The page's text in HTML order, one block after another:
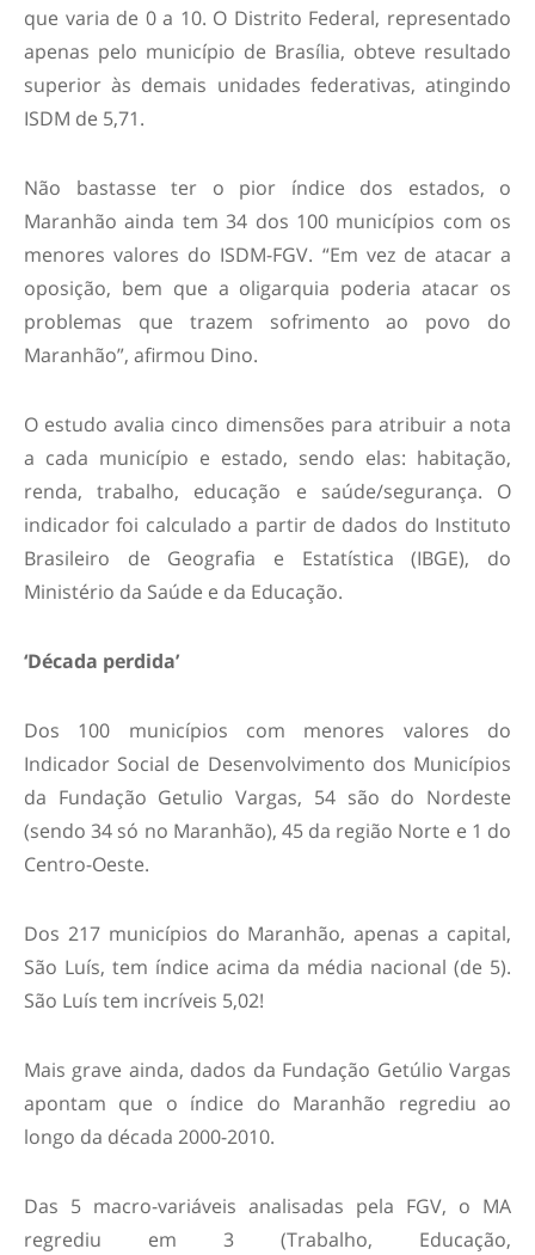
que varia de 0 a 10. O Distrito Federal, representado
apenas pelo município de Brasília, obteve resultado
superior às demais unidades federativas, atingindo
ISDM de 5,71.
Não bastasse ter o pior índice dos estados, o
Maranhão ainda tem 34 dos 100 municípios com os
menores valores do ISDM-FGV. “Em vez de atacar a
oposição, bem que a oligarquia poderia atacar os
problemas que trazem sofrimento ao povo do
Maranhão”, afirmou Dino.
O estudo avalia cinco dimensões para atribuir a nota
a cada município e estado, sendo elas: habitação,
renda, trabalho, educação e saúde/segurança. O
indicador foi calculado a partir de dados do Instituto
Brasileiro de Geografia e Estatística (IBGE), do
Ministério da Saúde e da Educação.
‘Década perdida’
Dos 100 municípios com menores valores do
Indicador Social de Desenvolvimento dos Municípios
da Fundação Getulio Vargas, 54 são do Nordeste
(sendo 34 só no Maranhão), 45 da região Norte e 1 do
Centro-Oeste.
Dos 217 municípios do Maranhão, apenas a capital,
São Luís, tem índice acima da média nacional (de 5).
São Luís tem incríveis 5,02!
Mais grave ainda, dados da Fundação Getúlio Vargas
apontam que o índice do Maranhão regrediu ao
longo da década 2000-2010.
Das 5 macro-variáveis analisadas pela FGV, o MA
regrediu em 3 (Trabalho, Educação,